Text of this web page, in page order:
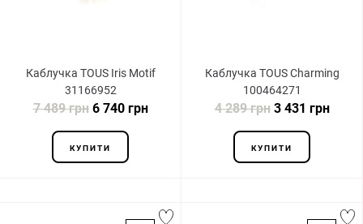
Каблучка TOUS Iris Motif
31166952
7 489 грн6 740 грн
КУПИТИ
Каблучка TOUS Charming
100464271
4 289 грн3 431 грн
КУПИТИ